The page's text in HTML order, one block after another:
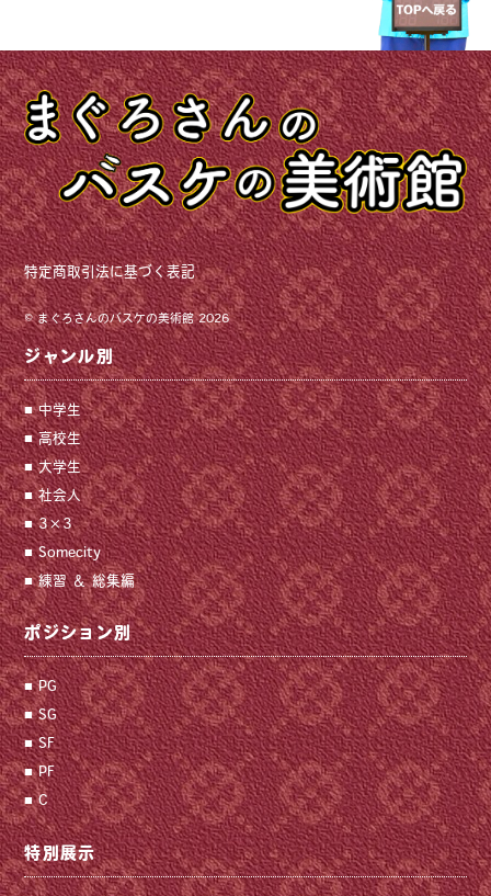
特定商取引法に基づく表記
©まぐろさんのバスケの美術館2026
ジャンル別
中学生
高校生
大学生
社会人
3×3
Somecity
練習 ＆ 総集編
ポジション別
PG
SG
SF
PF
C
特別展示